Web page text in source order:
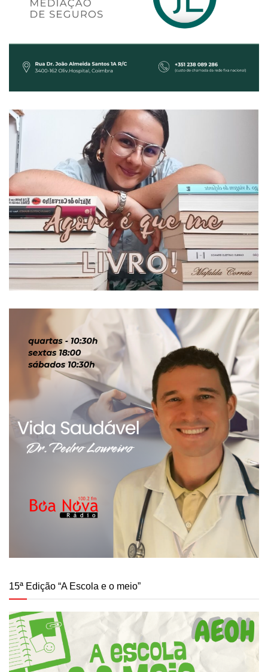
15ª Edição “A Escola e o meio”